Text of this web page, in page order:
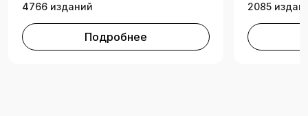
4766 изданий
Подробнее
2085